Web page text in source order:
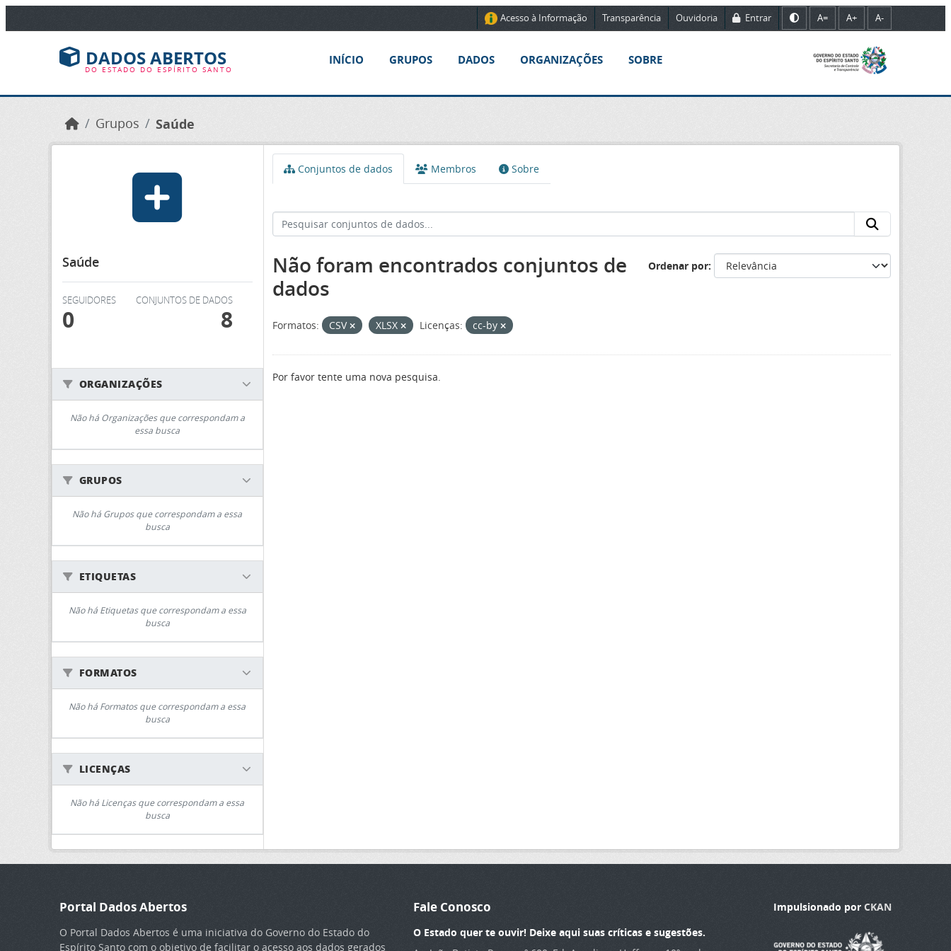
Ir para o conteúdo principal
Acesso à Informação Transparência Ouvidoria Entrar A= A+ A-
DADOS ABERTOS
DO ESTADO DO ESPÍRITO SANTO
INÍCIO GRUPOS DADOS ORGANIZAÇÕES SOBRE
Grupos Saúde
Saúde
SEGUIDORES
0
CONJUNTOS DE DADOS
8
ORGANIZAÇÕES
Não há Organizações que correspondam a
essa busca
GRUPOS
Não há Grupos que correspondam a essa
busca
ETIQUETAS
Não há Etiquetas que correspondam a essa
busca
FORMATOS
Não há Formatos que correspondam a essa
busca
LICENÇAS
Não há Licenças que correspondam a essa
busca
Conjuntos de dados Membros Sobre
Ordenar por
Não foram encontrados conjuntos de
dados
Formatos: CSV XLSX Licenças: cc-by
Por favor tente uma nova pesquisa.
Portal Dados Abertos
O Portal Dados Abertos é uma iniciativa do Governo do Estado do
Espírito Santo com o objetivo de facilitar o acesso aos dados gerados
Fale Conosco
O Estado quer te ouvir! Deixe aqui suas críticas e sugestões.
Impulsionado por CKAN